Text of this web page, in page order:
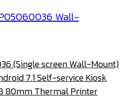
(Single screen Wall-Mount)
7.1 Self-service Kiosk
80mm Thermal Printer